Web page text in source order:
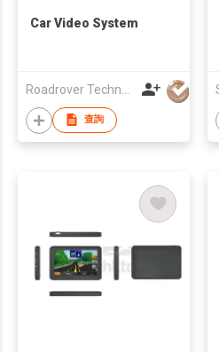
Car Video System
查詢